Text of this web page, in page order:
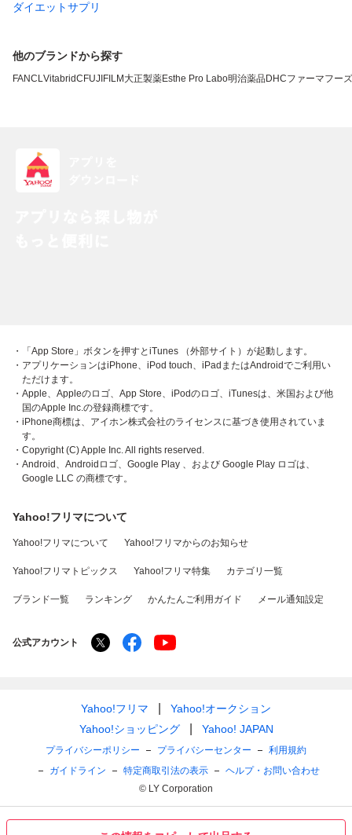
ダイエットサプリ
他のブランドから探す
FANCLVitabridC FUJIFILM 大正製薬Esthe Pro Labo明治薬品DHCファーマフーズ
・「App Store」ボタンを押すとiTunes （外部サイト）が起動します。
・アプリケーションはiPhone、iPod touch、iPadまたはAndroidでご利用い
ただけます。
・Apple、Appleのロゴ、App Store、iPodのロゴ、iTunesは、米国および他
国のApple Inc.の登録商標です。
・iPhone商標は、アイホン株式会社のライセンスに基づき使用されていま
す。
・Copyright (C) Apple Inc. All rights reserved.
・Android、Androidロゴ、Google Play 、および Google Play ロゴは、
Google LLC の商標です。
Yahoo!フリマについて
Yahoo!フリマについて Yahoo!フリマからのお知らせ
Yahoo!フリマトピックス Yahoo!フリマ特集 カテゴリ一覧
ブランド一覧 ランキング かんたんご利用ガイド メール通知設定
公式アカウント
Yahoo!フリマ
Yahoo!オークション
Yahoo!ショッピング
Yahoo! JAPAN
プライバシーポリシー プライバシーセンター
利用規約
ガイドライン
特定商取引法の表示
ヘルプ・お問い合わせ
© LY Corporation